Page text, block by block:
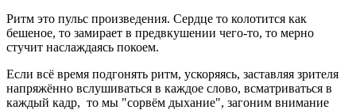
Ритм это пульс произведения. Сердце то колотится как
бешеное, то замирает в предвкушении чего-то, то мерно
стучит наслаждаясь покоем.
Если всё время подгонять ритм, ускоряясь, заставляя зрителя
напряжённо вслушиваться в каждое слово, всматриваться в
каждый кадр, то мы "сорвём дыхание", загоним внимание